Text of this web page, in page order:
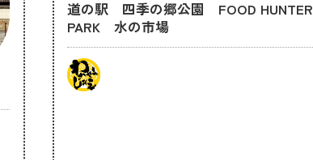
道の駅 四季の郷公園 FOOD HUNTER
PARK 水の市場